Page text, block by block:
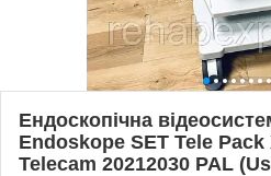
Ендоскопічна
Endoskope SET Tele Pack
Telecam 20212030 PAL